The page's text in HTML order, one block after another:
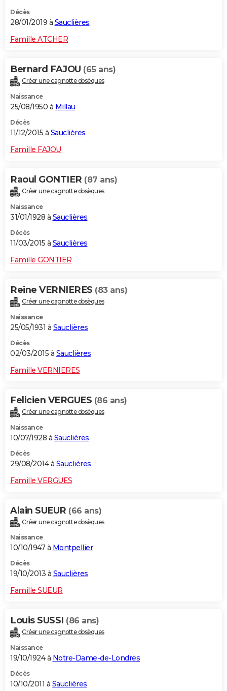
Décès
28/01/2019 à Sauclières
Famille ATCHER
Bernard FAJOU (65 ans)
Créer une cagnotte obsèques
Naissance
25/08/1950 à Millau
Décès
11/12/2015 à Sauclières
Famille FAJOU
Raoul GONTIER (87 ans)
Créer une cagnotte obsèques
Naissance
31/01/1928 à Sauclières
Décès
11/03/2015 à Sauclières
Famille GONTIER
Reine VERNIERES (83 ans)
Créer une cagnotte obsèques
Naissance
25/05/1931 à Sauclières
Décès
02/03/2015 à Sauclières
Famille VERNIERES
Felicien VERGUES (86 ans)
Créer une cagnotte obsèques
Naissance
10/07/1928 à Sauclières
Décès
29/08/2014 à Sauclières
Famille VERGUES
Alain SUEUR (66 ans)
Créer une cagnotte obsèques
Naissance
10/10/1947 à Montpellier
Décès
19/10/2013 à Sauclières
Famille SUEUR
Louis SUSSI (86 ans)
Créer une cagnotte obsèques
Naissance
19/10/1924 à Notre-Dame-de-Londres
Décès
10/10/2011 à Sauclières